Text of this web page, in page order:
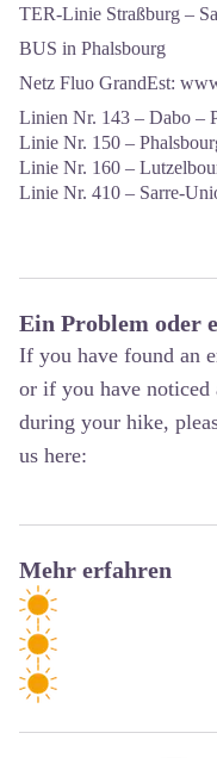
TER-Linie Straßburg –
BUS in Phalsbourg
Netz Fluo GrandEst:
Linien Nr. 143 – Dabo –
Linie Nr. 150 –
Linie Nr. 160 –
Linie Nr. 410 – Sarre-
Ein Problem oder
If you have found an
or if you have noticed
during your hike,
us here:
Mehr erfahren